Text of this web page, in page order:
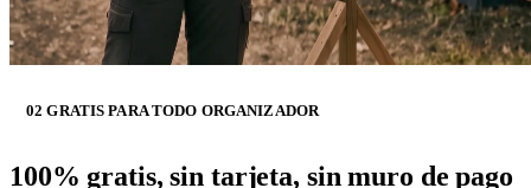
02 GRATIS PARA TODO ORGANIZADOR
100% gratis, sin tarjeta, sin muro de pago